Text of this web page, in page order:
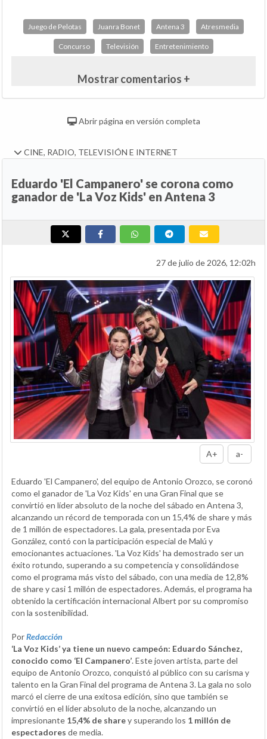
Juego de Pelotas Juanra Bonet Antena 3 Atresmedia
Concurso Televisión Entretenimiento
Mostrar comentarios +
Abrir página en versión completa
CINE, RADIO, TELEVISIÓN E INTERNET
Eduardo 'El Campanero' se corona como
ganador de 'La Voz Kids' en Antena 3
27 de julio de 2026, 12:02h
A+ a-
Eduardo 'El Campanero', del equipo de Antonio Orozco, se coronó
como el ganador de 'La Voz Kids' en una Gran Final que se
convirtió en líder absoluto de la noche del sábado en Antena 3,
alcanzando un récord de temporada con un 15,4% de share y más
de 1 millón de espectadores. La gala, presentada por Eva
González, contó con la participación especial de Malú y
emocionantes actuaciones. 'La Voz Kids' ha demostrado ser un
éxito rotundo, superando a su competencia y consolidándose
como el programa más visto del sábado, con una media de 12,8%
de share y casi 1 millón de espectadores. Además, el programa ha
obtenido la certificación internacional Albert por su compromiso
con la sostenibilidad.
PorRedacción
‘La Voz Kids’ ya tiene un nuevo campeón: Eduardo Sánchez,
conocido como ‘El Campanero’. Este joven artista, parte del
equipo de Antonio Orozco, conquistó al público con su carisma y
talento en la Gran Final del programa de Antena 3. La gala no solo
marcó el cierre de una exitosa edición, sino que también se
convirtió en el líder absoluto de la noche, alcanzando un
impresionante 15,4% de sharey superando los 1 millón de
espectadores de media.